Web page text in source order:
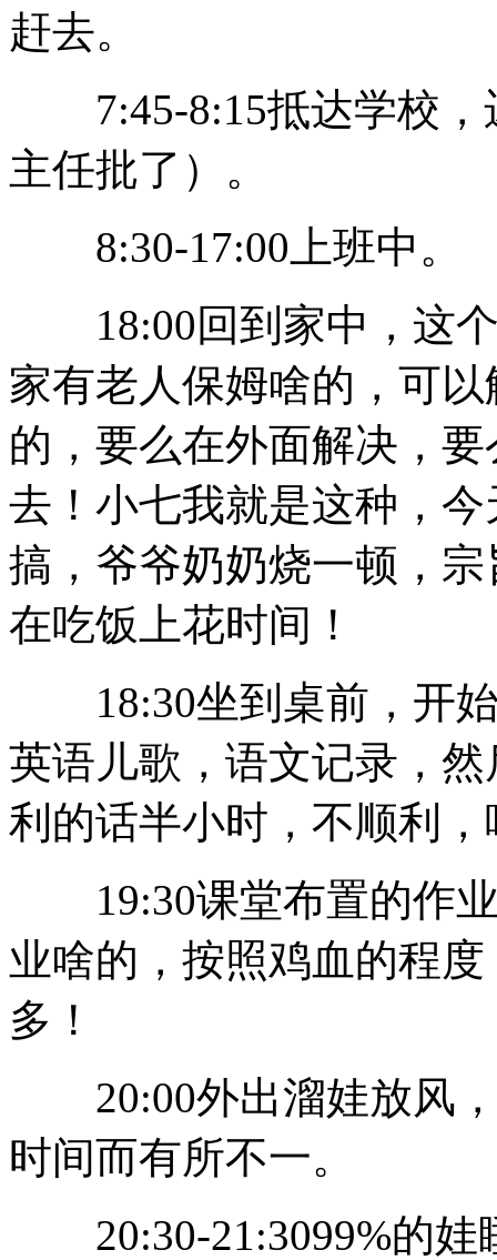
赶去。
7:45-8:15抵达学校，
主任批了）。
8:30-17:00上班中。
18:00回到家中，这个
家有老人保姆啥的，可
的，要么在外面解决，
去！小七我就是这种，
搞，爷爷奶奶烧一顿，
在吃饭上花时间！
18:30坐到桌前，开始
英语儿歌，语文记录，
利的话半小时，不顺利
19:30课堂布置的作业
业啥的，按照鸡血的程
多！
20:00外出溜娃放风，
时间而有所不一。
20:30-21:3099%的娃